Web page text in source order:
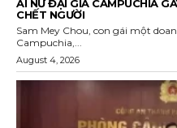
ÁI NỮ ĐẠI GIA CAMPUCHIA
CHẾT NGƯỜI
Sam Mey Chou, con gái một
Campuchia,...
August 4, 2026